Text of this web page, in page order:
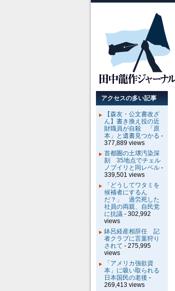
アクセスの多い記事
【森友・公文書改ざ
ん】書き換え役の近
財職員が自殺 「原
本」と遺書見つかる -
377,889 views
首都圏の土壌汚染深
刻 35地点でチェル
ノブイリと同レベル -
339,501 views
「どうしてワタミを
候補者にするん
だ？」 過労死した
社員の両親、自民党
に抗議 - 302,992
views
鉢呂経産相辞任 記
者クラブに言葉狩り
されて - 275,995
views
「アメリカ強欲資
本」に吸い取られる
日本国民の老後 -
269,413 views